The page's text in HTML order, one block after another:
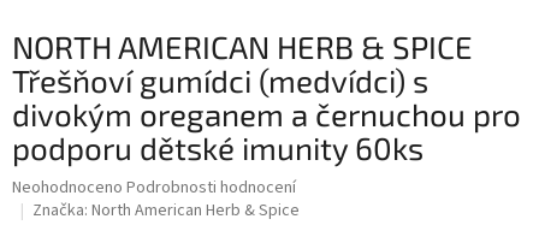
NORTH AMERICAN HERB & SPICE
Třešňoví gumídci (medvídci) s
divokým oreganem a černuchou pro
podporu dětské imunity 60ks
Průměrné
hodnocení
Neohodnoceno Podrobnosti hodnocení
Značka: North American Herb & Spice